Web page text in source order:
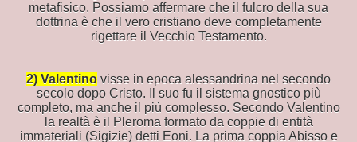
metafisico. Possiamo affermare che il fulcro della sua
dottrina è che il vero cristiano deve completamente
rigettare il Vecchio Testamento.
2) Valentino visse in epoca alessandrina nel secondo
secolo dopo Cristo. Il suo fu il sistema gnostico più
completo, ma anche il più complesso. Secondo Valentino
la realtà è il Pleroma formato da coppie di entità
immateriali (Sigizie) detti Eoni. La prima coppia Abisso e